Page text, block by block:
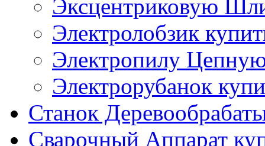
Эксцентриковую
Электролобзик
Электропилу
Электрорубанок
Станок
Сварочный Аппарат